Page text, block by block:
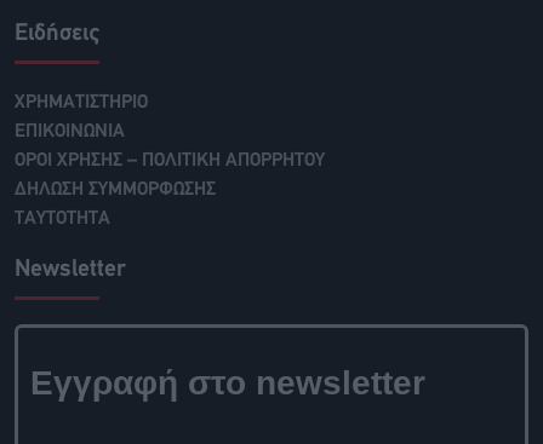
Ειδήσεις
ΧΡΗΜΑΤΙΣΤΗΡΙΟ
ΕΠΙΚΟΙΝΩΝΙΑ
ΟΡΟΙ ΧΡΗΣΗΣ – ΠΟΛΙΤΙΚΗ ΑΠΟΡΡΗΤΟΥ
ΔΗΛΩΣΗ ΣΥΜΜΟΡΦΩΣΗΣ
ΤΑΥΤΟΤΗΤΑ
Newsletter
Εγγραφή στο newsletter